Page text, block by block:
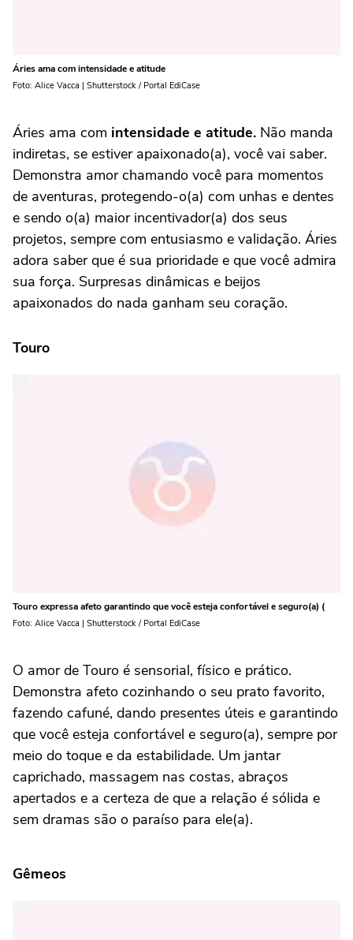
Áries ama com intensidade e atitude
Foto: Alice Vacca | Shutterstock / Portal EdiCase
Áries ama com intensidade e atitude. Não manda
indiretas, se estiver apaixonado(a), você vai saber.
Demonstra amor chamando você para momentos
de aventuras, protegendo-o(a) com unhas e dentes
e sendo o(a) maior incentivador(a) dos seus
projetos, sempre com entusiasmo e validação. Áries
adora saber que é sua prioridade e que você admira
sua força. Surpresas dinâmicas e beijos
apaixonados do nada ganham seu coração.
Touro
Touro expressa afeto garantindo que você esteja confortável e seguro(a) (
Foto: Alice Vacca | Shutterstock / Portal EdiCase
O amor de Touro é sensorial, físico e prático.
Demonstra afeto cozinhando o seu prato favorito,
fazendo cafuné, dando presentes úteis e garantindo
que você esteja confortável e seguro(a), sempre por
meio do toque e da estabilidade. Um jantar
caprichado, massagem nas costas, abraços
apertados e a certeza de que a relação é sólida e
sem dramas são o paraíso para ele(a).
Gêmeos